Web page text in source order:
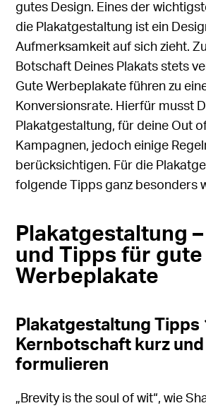
gutes Design. Eines der
die Plakatgestaltung ist ein
Aufmerksamkeit auf sich zieht.
Botschaft Deines Plakats stets
Gute Werbeplakate führen zu
Konversionsrate. Hierfür musst
Plakatgestaltung, für deine Out
Kampagnen, jedoch einige
berücksichtigen. Für die
folgende Tipps ganz besonders
Plakatgestaltung
und Tipps für gute
Werbeplakate
Plakatgestaltung Tipps
Kernbotschaft kurz
formulieren
„Brevity is the soul of wit“, wie